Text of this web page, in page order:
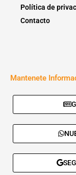
Política de
Contacto
Mantenete